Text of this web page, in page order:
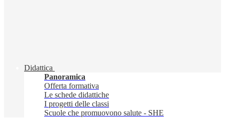
Didattica
Panoramica
Offerta formativa
Le schede didattiche
I progetti delle classi
Scuole che promuovono salute - SHE